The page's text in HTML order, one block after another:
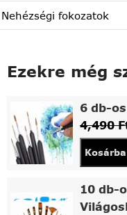
Nehézségi fokozatok
Ezekre még
6 db-
4,490
Kosárba
10 db-